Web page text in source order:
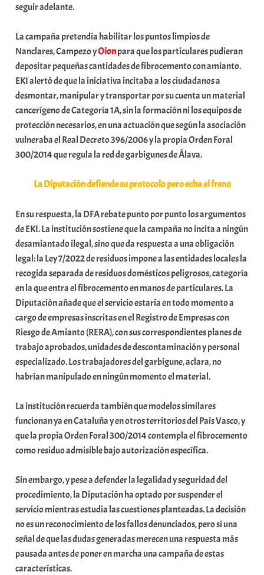
a
o
m
u
n
i
t
a
t
e
seguir adelante.
La campaña pretendía habilitar los puntos limpios de
Nanclares, Campezo yOionpara que los particulares pudieran
depositar pequeñas cantidades de fibrocemento con amianto.
EKI alertó de que la iniciativa incitaba a los ciudadanos a
desmontar, manipular y transportar por su cuenta un material
cancerígeno de Categoría 1A, sin la formación ni los equipos de
protección necesarios, en una actuación que según la asociación
vulneraba el Real Decreto 396/2006 y la propia Orden Foral
300/2014 que regula la red de garbigunes de Álava.
La Diputación defiende su protocolo pero echa el freno
En su respuesta, la DFA rebate punto por punto los argumentos
de EKI. La institución sostiene que la campaña no incita a ningún
desamiantado ilegal, sino que da respuesta a una obligación
legal: la Ley 7/2022 de residuos impone a las entidades locales la
recogida separada de residuos domésticos peligrosos, categoría
en la que entra el fibrocemento en manos de particulares. La
Diputación añade que el servicio estaría en todo momento a
cargo de empresas inscritas en el Registro de Empresas con
Riesgo de Amianto (RERA), con sus correspondientes planes de
trabajo aprobados, unidades de descontaminación y personal
especializado. Los trabajadores del garbigune, aclara, no
habrían manipulado en ningún momento el material.
La institución recuerda también que modelos similares
funcionan ya en Cataluña y en otros territorios del País Vasco, y
que la propia Orden Foral 300/2014 contempla el fibrocemento
como residuo admisible bajo autorización específica.
Sin embargo, y pese a defender la legalidad y seguridad del
procedimiento, la Diputación ha optado por suspender el
servicio mientras estudia las cuestiones planteadas. La decisión
no es un reconocimiento de los fallos denunciados, pero sí una
señal de que las dudas generadas merecen una respuesta más
pausada antes de poner en marcha una campaña de estas
características.